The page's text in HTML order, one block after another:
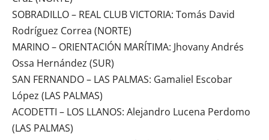
SOBRADILLO – REAL CLUB VICTORIA: Tomás David
Rodríguez Correa (NORTE)
MARINO – ORIENTACIÓN MARÍTIMA: Jhovany Andrés
Ossa Hernández (SUR)
SAN FERNANDO – LAS PALMAS: Gamaliel Escobar
López (LAS PALMAS)
ACODETTI – LOS LLANOS: Alejandro Lucena Perdomo
(LAS PALMAS)